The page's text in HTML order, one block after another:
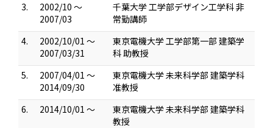
3.
2002/10 ～
2007/03
千葉大学 工学部デザイン工学科 非
常勤講師
4.
2002/10/01 ～
2007/03/31
東京電機大学 工学部第一部 建築学
科 助教授
5.
2007/04/01 ～
2014/09/30
東京電機大学 未来科学部 建築学科
准教授
6.
2014/10/01 ～
東京電機大学 未来科学部 建築学科
教授